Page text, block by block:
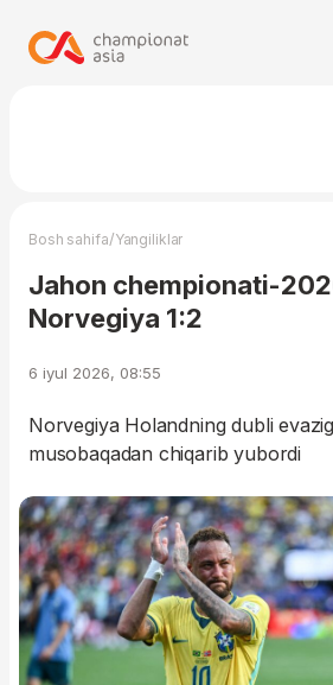
Bosh sahifa/Yangiliklar
Jahon chempionati-
Norvegiya 1:2
6 iyul 2026, 08:55
Norvegiya Holandning dubli
musobaqadan chiqarib yubordi